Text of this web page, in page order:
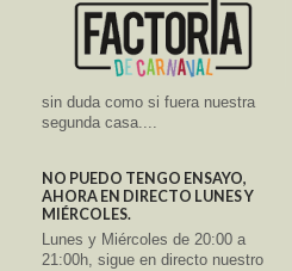
sin duda como si fuera nuestra
segunda casa....
NO PUEDO TENGO ENSAYO,
AHORA EN DIRECTO LUNES Y
MIÉRCOLES.
Lunes y Miércoles de 20:00 a
21:00h, sigue en directo nuestro